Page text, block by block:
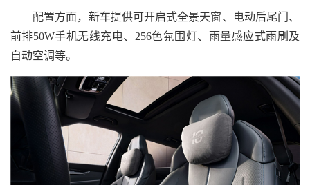
配置方面，新车提供可开启式全景天窗、电动后尾门、
前排50W手机无线充电、256色氛围灯、雨量感应式雨刷及
自动空调等。